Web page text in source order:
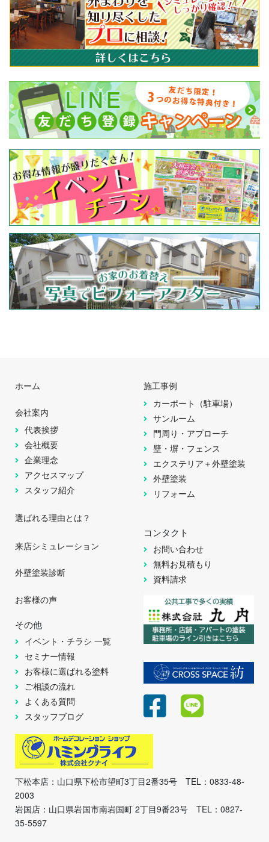
ホーム
会社案内
代表挨拶
会社概要
企業理念
アクセスマップ
スタッフ紹介
選ばれる理由とは？
施工事例
カーポート（駐車場）
サンルーム
門周り・アプローチ
壁・塀・フェンス
エクステリア＋外壁塗装
外壁塗装
リフォーム
来店シミュレーション
外壁塗装診断
お客様の声
その他
イベント・チラシ 一覧
セミナー情報
お客様に選ばれる塗料
ご相談の流れ
よくある質問
スタッフブログ
コンタクト
お問い合わせ
無料お見積もり
資料請求
下松本店：山口県下松市望町3丁目2番35号 TEL：0833-48-
2003
岩国店：山口県岩国市南岩国町 2丁目9番23号 TEL：0827-
35-5597